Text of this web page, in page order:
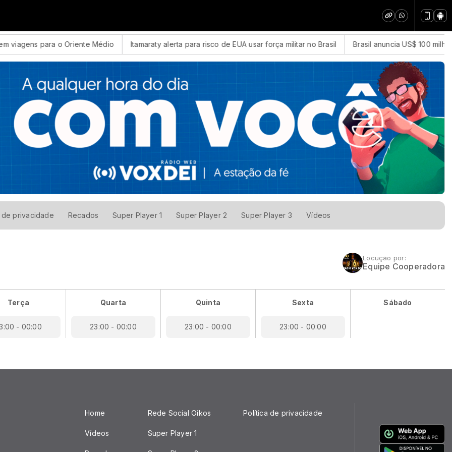
para o Oriente Médio Itamaraty alerta para risco de EUA usar força militar no Brasil Brasil anuncia US$ 100
de privacidade Recados Super Player 1 Super Player 2 Super Player 3 Vídeos
Locução por:
Equipe Cooperadora
Terça
- 00:00
Quarta
23:00 - 00:00
Quinta
23:00 - 00:00
Sexta
23:00 - 00:00
Sábado
Home
Vídeos
Rede Social Oikos
Super Player 1
Política de privacidade